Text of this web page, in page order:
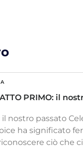
PRIMO: il
il nostro passato
ha significato
ciò che